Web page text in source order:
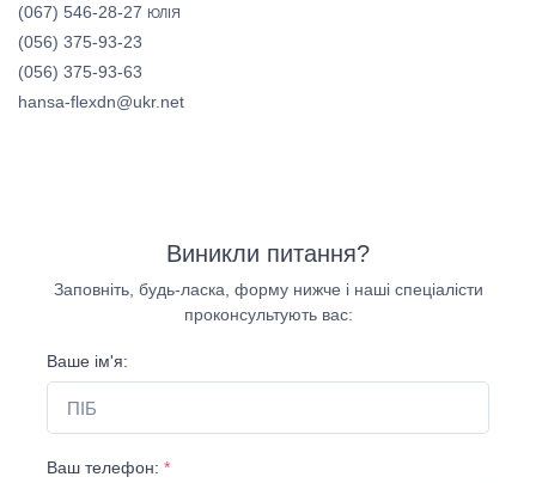
(067) 546-28-27 ЮЛІЯ
(056) 375-93-23
(056) 375-93-63
hansa-flexdn@ukr.net
Виникли питання?
Заповніть, будь-ласка, форму нижче і наші спеціалісти
проконсультують вас:
Ваше ім'я:
Ваш телефон: *